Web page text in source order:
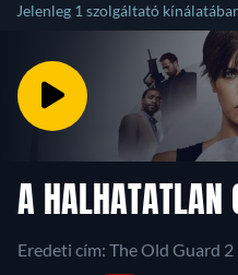
Jelenleg 1 szolgáltató
A HALHATATLAN
Eredeti cím: The Old Guard 2